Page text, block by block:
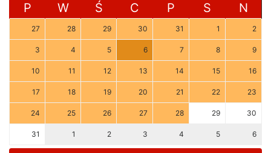
P W Ś C P S N
27 28 29 30 31 1 2
3 4 5 6 7 8 9
10 11 12 13 14 15 16
17 18 19 20 21 22 23
24 25 26 27 28 29 30
31 1 2 3 4 5 6